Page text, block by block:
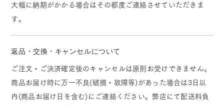
大幅に納期がかかる場合はその都度ご連絡させていただきま
す。
返品・交換・キャンセルについて
ご注文・ご決済確定後のキャンセルは原則お受けできません。
商品お届け時に万一不良(破損・故障等)があった場合は3日以
内(商品お届け日を含む)にご連絡ください。弊店にて配送料負